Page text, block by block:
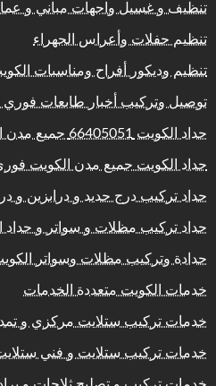
تنظيف و غسيل واجهات مباني و
تنظيم حفلات وأعراس الجهراء
تنظيم وديكور أفراح ومناسبات
توصيل وتركيب أخبار طابعات فوري
حداد الكويت 66405051 جميع مدن الكويت
حداد الكويت جميع مدن الكويت
حداد تركيب درج حديد و درابزين و
حداد تركيب مظلات و سواتر و حداد
حدادة وتركيب مظلات وسواتر
خدمات الكويت متعددة الخدمات
خدمات تركيب ستلايت مركزي و
خدمات تركيب ستلايت و فني